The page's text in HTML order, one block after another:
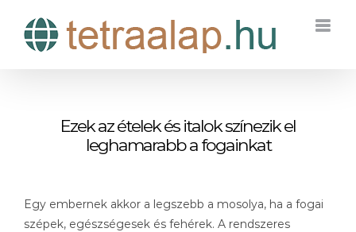
Ezek az ételek és italok színezik el
leghamarabb a fogainkat
Egy embernek akkor a legszebb a mosolya, ha a fogai
szépek, egészségesek és fehérek. A rendszeres